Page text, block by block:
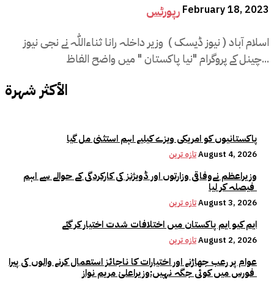
رپورٹس February 18, 2023
اسلام آباد ( نیوز ڈیسک ) وزیر داخلہ رانا ثناءاللّٰہ نے نجی نیوز
چینل کے پروگرام "نیا پاکستان " میں واضح الفاظ...
الأكثر شهرة
پاکستانیوں کو امریکی ویزے کیلیے اہم استثنیٰ مل گیا
تازہ ترینAugust 4, 2026
وزیراعظم نےوفاقی وزارتوں اور ڈویژنز کی کارکردگی کے حوالے سے اہم
تازہ ترینAugust 3, 2026
ایم کیو ایم پاکستان میں اختلافات شدت اختیار کر گئے
تازہ ترینAugust 2, 2026
عوام پر رعب جھاڑنے اور اختیارات کا ناجائز استعمال کرنے والوں کی پیرا